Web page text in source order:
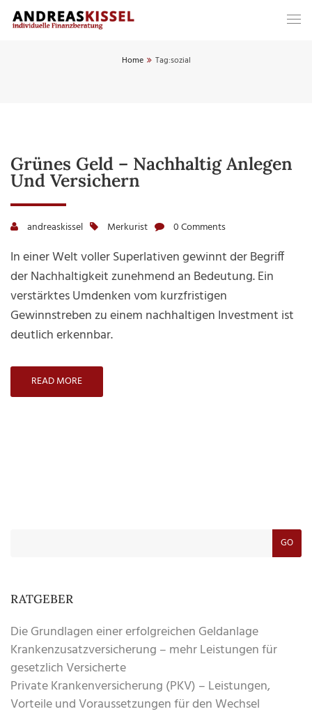
Home Tag:sozial
Grünes Geld – Nachhaltig Anlegen
Und Versichern
andreaskissel Merkurist 0 Comments
In einer Welt voller Superlativen gewinnt der Begriff
der Nachhaltigkeit zunehmend an Bedeutung. Ein
verstärktes Umdenken vom kurzfristigen
Gewinnstreben zu einem nachhaltigen Investment ist
deutlich erkennbar.
READ MORE
GO
RATGEBER
Die Grundlagen einer erfolgreichen Geldanlage
Krankenzusatzversicherung – mehr Leistungen für
gesetzlich Versicherte
Private Krankenversicherung (PKV) – Leistungen,
Vorteile und Voraussetzungen für den Wechsel